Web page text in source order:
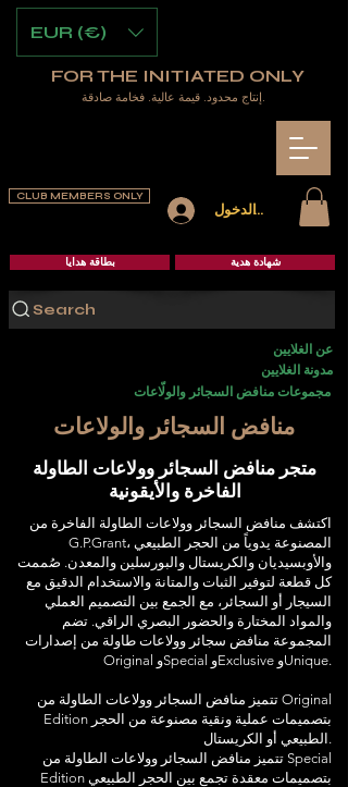
تسجيل الدخول
CLUB MEMBERS ONLY
Search
بطاقة هدايا شهادة هدية
FOR THE INITIATED ONLY
إنتاج محدود. قيمة عالية. فخامة صادقة.
EUR (€)
عن الغلايين
مدونة الغلايين
مجموعات منافض السجائر والولّاعات
منافض السجائر والولاعات
متجر منافض السجائر وولاعات الطاولة
الفاخرة والأيقونية
اكتشف منافض السجائر وولاعات الطاولة الفاخرة من
G.P.Grant، المصنوعة يدوياً من الحجر الطبيعي
والأوبسيديان والكريستال والبورسلين والمعدن. صُممت
كل قطعة لتوفير الثبات والمتانة والاستخدام الدقيق مع
السيجار أو السجائر، مع الجمع بين التصميم العملي
والمواد المختارة والحضور البصري الراقي. تضم
المجموعة منافض سجائر وولاعات طاولة من إصدارات
Original وSpecial وExclusive وUnique.
تتميز منافض السجائر وولاعات الطاولة من Original
Edition بتصميمات عملية ونقية مصنوعة من الحجر
الطبيعي أو الكريستال.
تتميز منافض السجائر وولاعات الطاولة من Special
Edition بتصميمات معقدة تجمع بين الحجر الطبيعي